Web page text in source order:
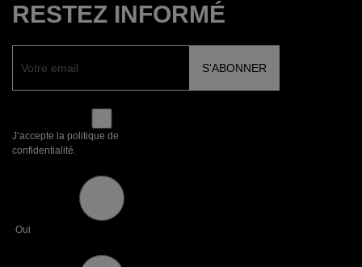
RESTEZ INFORMÉ
J’accepte la politique de
confidentialité.
Oui